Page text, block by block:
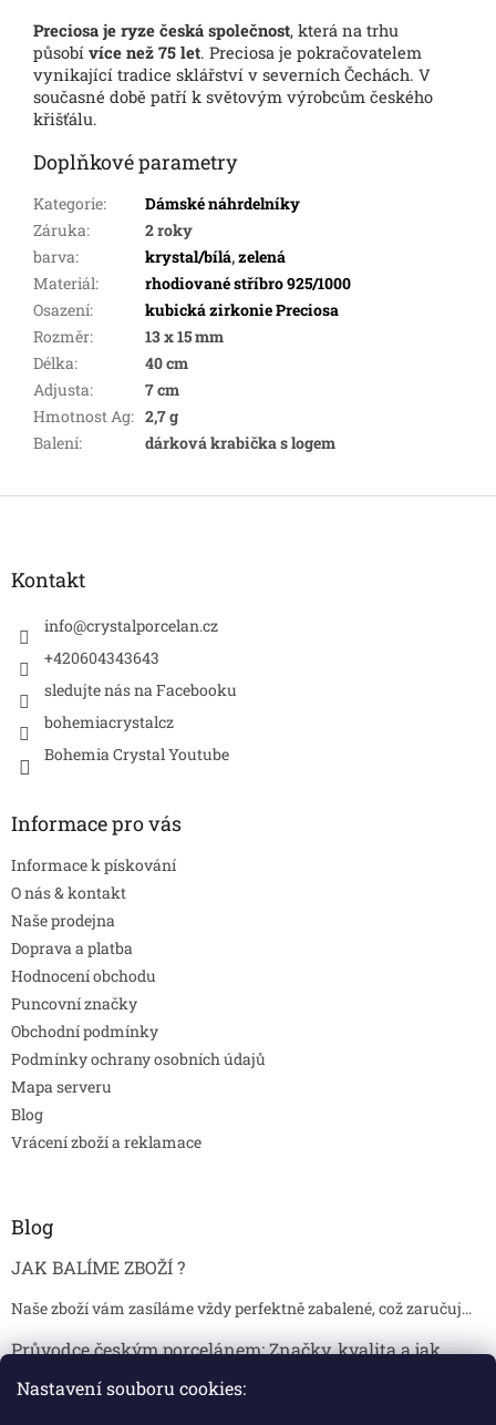
Nastavení souboru cookies:
Preciosa je ryze česká společnost, která na trhu
působí více než 75 let. Preciosa je pokračovatelem
vynikající tradice sklářství v severních Čechách. V
současné době patří k světovým výrobcům českého
křišťálu.
Doplňkové parametry
Kategorie:
Dámské náhrdelníky
Záruka:
2 roky
barva: krystal/bílá,zelená
Materiál:
rhodiované stříbro 925/1000
Osazení:
kubická zirkonie Preciosa
Rozměr:
13 x 15 mm
Délka:
40 cm
Adjusta:
7 cm
Hmotnost Ag: 2,7 g
Balení: dárková krabička s logem
Z
Kontakt
info@crystalporcelan.cz
+420604343643
sledujte nás na Facebooku
bohemiacrystalcz
Bohemia Crystal Youtube
Informace pro vás
Informace k pískování
O nás & kontakt
Naše prodejna
Doprava a platba
Hodnocení obchodu
Puncovní značky
Obchodní podmínky
Podmínky ochrany osobních údajů
Mapa serveru
Blog
Vrácení zboží a reklamace
Blog
JAK BALÍME ZBOŽÍ ?
Naše zboží vám zasíláme vždy perfektně zabalené, což zaručuj...
Průvodce českým porcelánem: Značky, kvalita a jak